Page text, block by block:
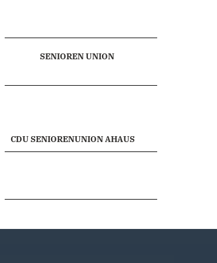
SENIOREN UNION
CDU SENIORENUNION AHAUS